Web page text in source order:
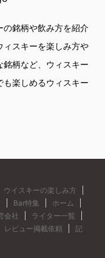
の銘柄や飲み方を紹介
ィスキーを楽しみ方や
柄など、ウィスキー
楽しめるウィスキー
ウイスキーの楽しみ方
Bar特集
ホーム
会社
ライター一覧
レビュー掲載依頼
記